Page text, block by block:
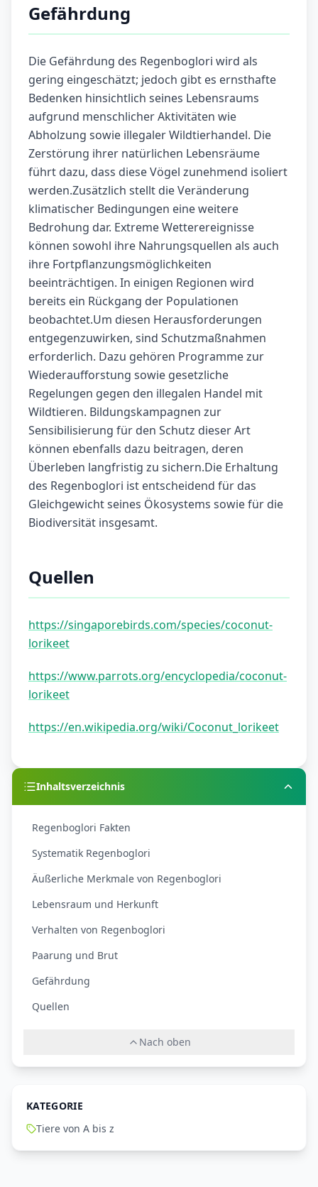
Gefährdung
Die Gefährdung des Regenboglori wird als
gering eingeschätzt; jedoch gibt es ernsthafte
Bedenken hinsichtlich seines Lebensraums
aufgrund menschlicher Aktivitäten wie
Abholzung sowie illegaler Wildtierhandel. Die
Zerstörung ihrer natürlichen Lebensräume
führt dazu, dass diese Vögel zunehmend isoliert
werden.Zusätzlich stellt die Veränderung
klimatischer Bedingungen eine weitere
Bedrohung dar. Extreme Wetterereignisse
können sowohl ihre Nahrungsquellen als auch
ihre Fortpflanzungsmöglichkeiten
beeinträchtigen. In einigen Regionen wird
bereits ein Rückgang der Populationen
beobachtet.Um diesen Herausforderungen
entgegenzuwirken, sind Schutzmaßnahmen
erforderlich. Dazu gehören Programme zur
Wiederaufforstung sowie gesetzliche
Regelungen gegen den illegalen Handel mit
Wildtieren. Bildungskampagnen zur
Sensibilisierung für den Schutz dieser Art
können ebenfalls dazu beitragen, deren
Überleben langfristig zu sichern.Die Erhaltung
des Regenboglori ist entscheidend für das
Gleichgewicht seines Ökosystems sowie für die
Biodiversität insgesamt.
Quellen
https://singaporebirds.com/species/coconut-
lorikeet
https://www.parrots.org/encyclopedia/coconut-
lorikeet
https://en.wikipedia.org/wiki/Coconut_lorikeet
Inhaltsverzeichnis
Regenboglori Fakten
Systematik Regenboglori
Äußerliche Merkmale von Regenboglori
Lebensraum und Herkunft
Verhalten von Regenboglori
Paarung und Brut
Gefährdung
Quellen
Nach oben
KATEGORIE
Tiere von A bis z